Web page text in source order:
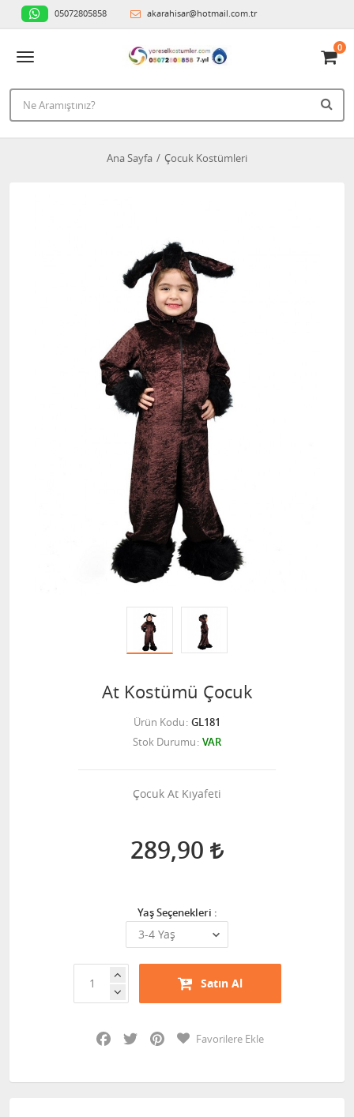
05072805858 akarahisar@hotmail.com.tr
0
Ana Sayfa Çocuk Kostümleri
At Kostümü Çocuk
Ürün Kodu GL181
Stok Durumu VAR
Çocuk At Kıyafeti
289,90
Yaş Seçenekleri :
Satın Al
Facebook
Twitter PinterestFavorilere Ekle